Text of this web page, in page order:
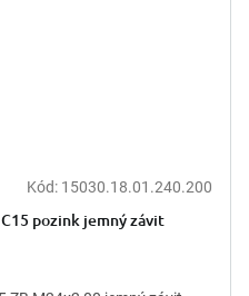
Kód: 15030.18.01.240.200
pozink jemný závit